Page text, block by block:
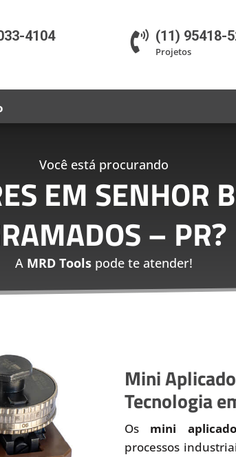
4104  (11) 95418-
Projetos
Você está procurando
EM SENHOR
– PR?
A MRD Tools pode te atender!
Mini
Tecnologia
Os mini
processos